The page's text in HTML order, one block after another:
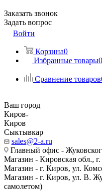
Заказать звонок
Задать вопрос
Войти
Корзина0
Избранные товары0
Сравнение товаров
Ваш город
Киров
Киров
Сыктывкар
sales@2-a.ru
Главный офис -
Магазин - Кировская обл.,
Магазин - г. Киров, ул.
Магазин - г. Киров, ул. В.
самолетом)